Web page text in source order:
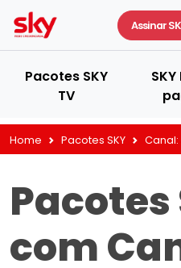
Assinar
Pacotes SKY
TV
Home Pacotes SKY Canal:
Pacotes
com